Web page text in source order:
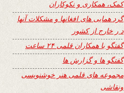
کمک، همکاری و نکوکاران
گرد همایی های افغانها و مشکلات آنها
د ر خارج از کشور
گفتگو با همکاران قلمی ۲۴ ساعت
گفتگو ها و گزارش ها
مجموعه های قلمی هنر خوشنویسی
ونقاشی